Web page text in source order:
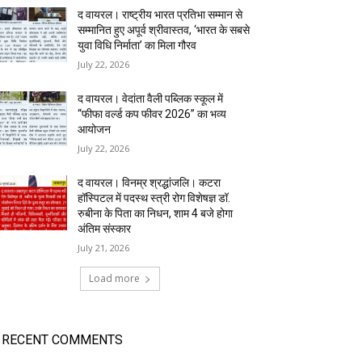
द वायरल। राष्ट्रीय भारत प्रतिभा सम्मान से
सम्मानित हुए अपूर्व श्रीवास्तव, ‘भारत के सबसे
युवा विधि निर्माता’ का मिला गौरव
July 22, 2026
द वायरल। वेदांता वैली पब्लिक स्कूल में
“फीफा वर्ल्ड कप फीवर 2026” का भव्य
आयोजन
July 22, 2026
द वायरल। विनम्र श्रद्धांजलि। कटरा
हॉस्पिटल में पदस्थ स्त्री रोग विशेषज्ञ डॉ.
रुबीना के पिता का निधन, शाम 4 बजे होगा
अंतिम संस्कार
July 21, 2026
Load more
RECENT COMMENTS